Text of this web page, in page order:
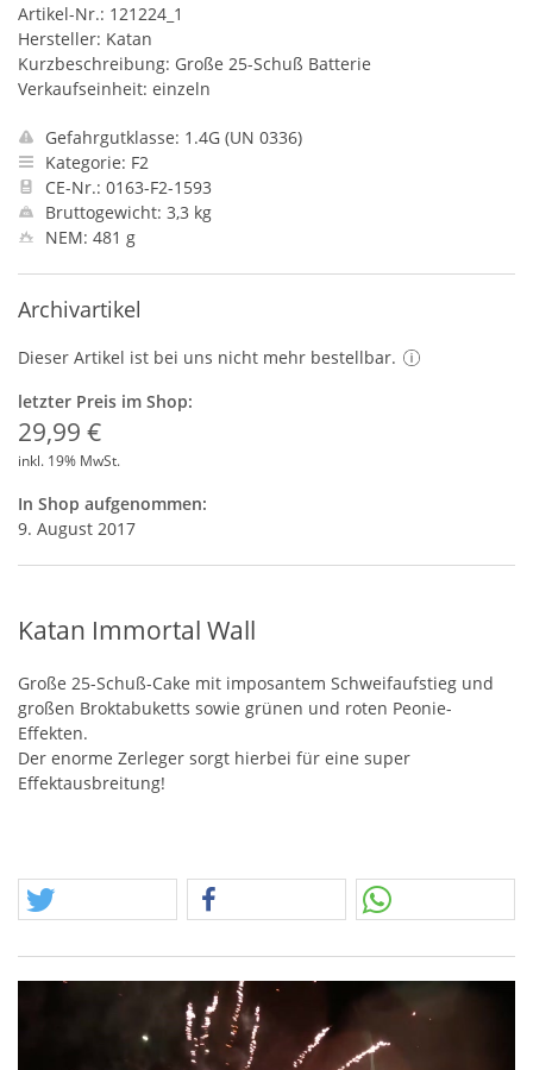
Artikel-Nr.: 121224_1
Hersteller: Katan
Kurzbeschreibung: Große 25-Schuß Batterie
Verkaufseinheit: einzeln
Gefahrgutklasse: 1.4G (UN 0336)
Kategorie: F2
CE-Nr.: 0163-F2-1593
Bruttogewicht: 3,3 kg
NEM: 481 g
Archivartikel
Dieser Artikel ist bei uns nicht mehr bestellbar.
letzter Preis im Shop:
29,99 €
inkl. 19% MwSt.
In Shop aufgenommen:
9. August 2017
Katan Immortal Wall
Große 25-Schuß-Cake mit imposantem Schweifaufstieg und
großen Broktabuketts sowie grünen und roten Peonie-
Effekten.
Der enorme Zerleger sorgt hierbei für eine super
Effektausbreitung!